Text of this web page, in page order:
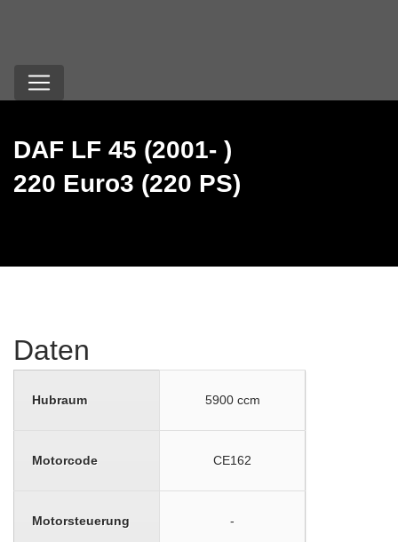
DAF LF 45 (2001- )
220 Euro3 (220 PS)
Daten
Hubraum 5900 ccm
Motorcode CE162
Motorsteuerung -